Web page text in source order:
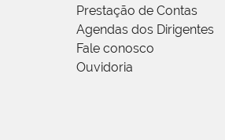
Prestação de Contas
Agendas dos Dirigentes
Fale conosco
Ouvidoria